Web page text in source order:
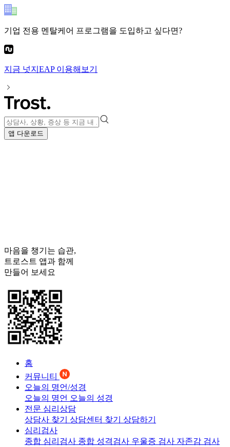
기업 전용 멘탈케어 프로그램을 도입하고 싶다면?
지금 넛지EAP이용해보기
앱 다운로드
마음을 챙기는 습관,
트로스트 앱과 함께
만들어 보세요
홈
커뮤니티
오늘의 명언/성경
오늘의 명언 오늘의 성경
전문 심리상담
상담사 찾기 상담센터 찾기 상담하기
심리검사
종합 심리검사 종합 성격검사 우울증 검사 자존감 검사